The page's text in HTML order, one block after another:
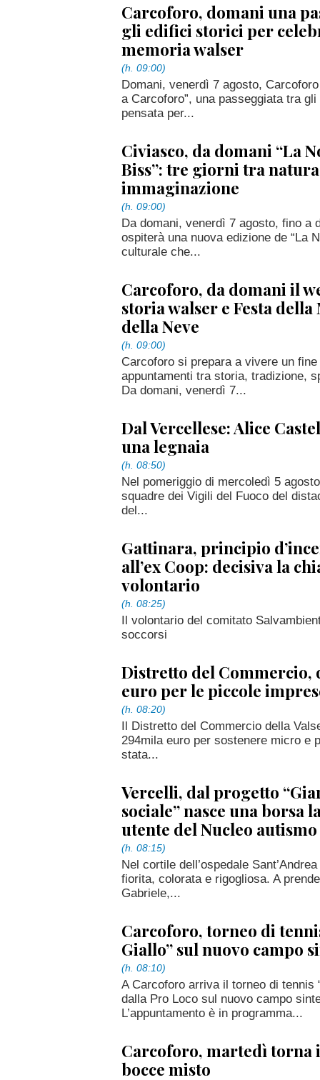
Carcoforo, domani una
gli edifici storici per
memoria walser
(h. 09:00)
Domani, venerdì 7 agosto,
a Carcoforo”, una passeggiata tra
pensata per...
Civiasco, da domani “La
Biss”: tre giorni tra
immaginazione
(h. 09:00)
Da domani, venerdì 7 agosto, fino a
ospiterà una nuova edizione de “La
culturale che...
Carcoforo, da domani il
storia walser e Festa della
della Neve
(h. 09:00)
Carcoforo si prepara a vivere un
appuntamenti tra storia, tradizione,
Da domani, venerdì 7...
Dal Vercellese: Alice
una legnaia
(h. 08:50)
Nel pomeriggio di mercoledì 5
squadre dei Vigili del Fuoco del
del...
Gattinara, principio
all’ex Coop: decisiva la
volontario
(h. 08:25)
Il volontario del comitato
soccorsi
Distretto del Commercio,
euro per le piccole
(h. 08:20)
Il Distretto del Commercio della
294mila euro per sostenere micro e
stata...
Vercelli, dal progetto
sociale” nasce una borsa
utente del Nucleo autismo
(h. 08:15)
Nel cortile dell’ospedale
fiorita, colorata e rigogliosa. A
Gabriele,...
Carcoforo, torneo di
Giallo” sul nuovo campo
(h. 08:10)
A Carcoforo arriva il torneo di tennis
dalla Pro Loco sul nuovo campo
L’appuntamento è in programma...
Carcoforo, martedì torna
bocce misto